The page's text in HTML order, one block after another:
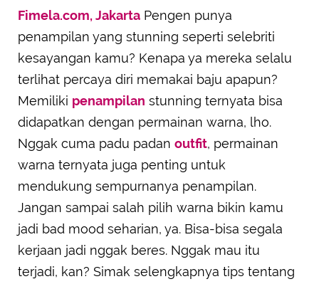
Fimela.com, Jakarta Pengen punya
penampilan yang stunning seperti selebriti
kesayangan kamu? Kenapa ya mereka selalu
terlihat percaya diri memakai baju apapun?
Memiliki penampilan stunning ternyata bisa
didapatkan dengan permainan warna, lho.
Nggak cuma padu padan outfit, permainan
warna ternyata juga penting untuk
mendukung sempurnanya penampilan.
Jangan sampai salah pilih warna bikin kamu
jadi bad mood seharian, ya. Bisa-bisa segala
kerjaan jadi nggak beres. Nggak mau itu
terjadi, kan? Simak selengkapnya tips tentang